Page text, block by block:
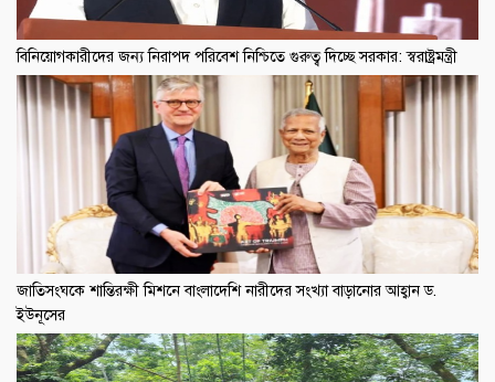
বিনিয়োগকারীদের জন্য নিরাপদ পরিবেশ নিশ্চিতে গুরুত্ব দিচ্ছে সরকার: স্বরাষ্ট্রমন্ত্রী
জাতিসংঘকে শান্তিরক্ষী মিশনে বাংলাদেশি নারীদের সংখ্যা বাড়ানোর আহ্বান ড.
ইউনূসের